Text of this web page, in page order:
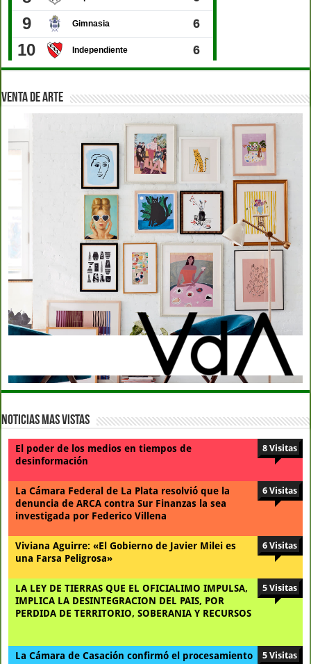
VENTA DE ARTE
Noticias Mas Vistas
El poder de los medios en tiempos de
desinformación
8 Visitas
La Cámara Federal de La Plata resolvió que la
denuncia de ARCA contra Sur Finanzas la sea
investigada por Federico Villena
6 Visitas
Viviana Aguirre: «El Gobierno de Javier Milei es
una Farsa Peligrosa»
6 Visitas
LA LEY DE TIERRAS QUE EL OFICIALIMO IMPULSA,
IMPLICA LA DESINTEGRACION DEL PAIS, POR
PERDIDA DE TERRITORIO, SOBERANIA Y RECURSOS
5 Visitas
La Cámara de Casación confirmó el procesamiento
5 Visitas